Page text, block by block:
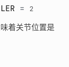
= 2
着关节位置是